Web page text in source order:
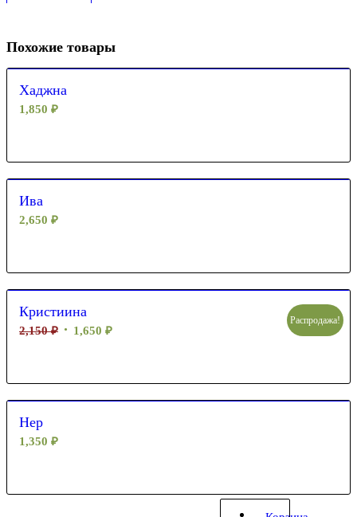
Похожие товары
Хаджна
1,850 ₽
Ива
2,650 ₽
Кристиина
2,150₽ 1,650 ₽
Распродажа!
Нер
1,350 ₽